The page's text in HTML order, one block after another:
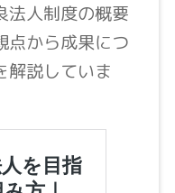
法人制度の概要
点から成果につ
解説していま